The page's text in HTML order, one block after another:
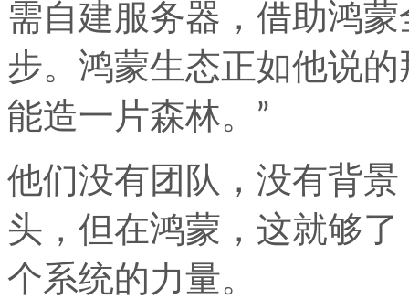
需自建服务器，借助鸿
步。鸿蒙生态正如他说
能造一片森林。”
他们没有团队，没有背
头，但在鸿蒙，这就够
个系统的力量。